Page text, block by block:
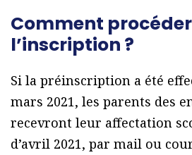
Comment
l’inscription ?
Si la préinscription a été
mars 2021, les parents des
recevront leur affectation
d’avril 2021, par mail ou